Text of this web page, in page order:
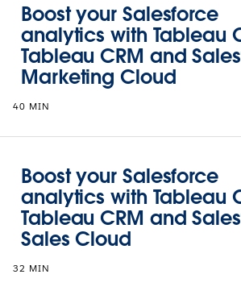
Boost your Salesforce
analytics with Tableau
Tableau CRM and
Marketing Cloud
40 MIN
Boost your Salesforce
analytics with Tableau
Tableau CRM and
Sales Cloud
32 MIN